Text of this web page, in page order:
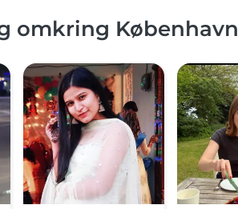
omkring København